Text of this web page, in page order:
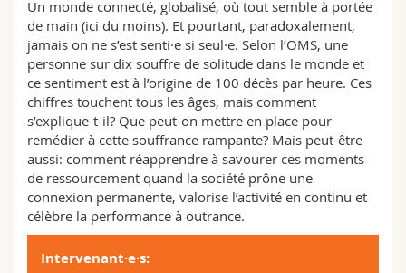
Sciences et médecine
Interfacultaire
Collaborateurs
Doctorants
Webmail
Programme des cours
MyUnifr
Un monde connecté, globalisé, où tout semble à portée
de main (ici du moins). Et pourtant, paradoxalement,
jamais on ne s’est senti·e si seul·e. Selon l’OMS, une
personne sur dix souffre de solitude dans le monde et
ce sentiment est à l’origine de 100 décès par heure. Ces
chiffres touchent tous les âges, mais comment
s’explique-t-il? Que peut-on mettre en place pour
remédier à cette souffrance rampante? Mais peut-être
aussi: comment réapprendre à savourer ces moments
de ressourcement quand la société prône une
connexion permanente, valorise l’activité en continu et
célèbre la performance à outrance.
Intervenant·e·s: